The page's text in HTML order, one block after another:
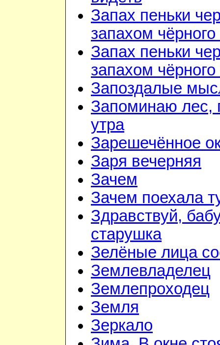
Запах пеньки
запахом
Запах пеньки
запахом
Запоздалые
Запоминаю лес,
утра
Зарешечённое
Заря вечерняя
Зачем
Зачем поехала
Здравствуй,
старушка
Зелёные лица
Землевладелец
Землепроходец
Земля
Зеркало